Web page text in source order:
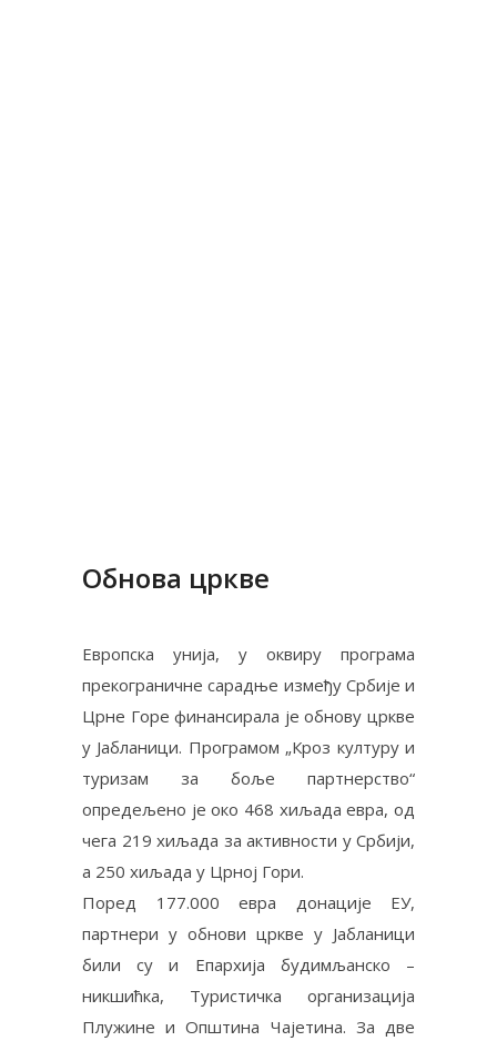
Обнова цркве
Европска унија, у оквиру програма
прекограничне сарадње између Србије и
Црне Горе финансирала је обнову цркве
у Јабланици. Програмом „Кроз културу и
туризам за боље партнерство“
опредељено је око 468 хиљада евра, од
чега 219 хиљада за активности у Србији,
а 250 хиљада у Црној Гори.
Поред 177.000 евра донације ЕУ,
партнери у обнови цркве у Јабланици
били су и Епархија будимљанско –
никшићка, Туристичка организација
Плужине и Општина Чајетина. За две